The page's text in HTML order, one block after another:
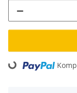
Loading...